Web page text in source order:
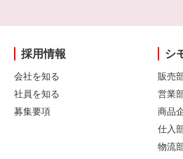
採用情報
会社を知る
社員を知る
募集要項
シ
販売
営業
商品
仕入
物流